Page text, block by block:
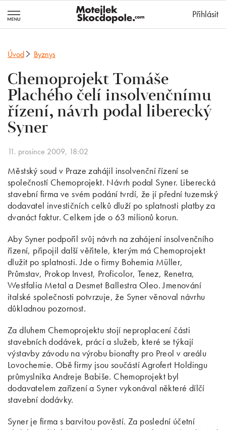
Přihlásit
Úvod Byznys
Chemoprojekt Tomáše
Plachého čelí insolvenčnímu
řízení, návrh podal liberecký
Syner
11. prosince 2009, 18:02
Městský soud v Praze zahájil insolvenční řízení se
společností Chemoprojekt. Návrh podal Syner. Liberecká
stavební firma ve svém podání tvrdí, že jí přední tuzemský
dodavatel investičních celků dluží po splatnosti platby za
dvanáct faktur. Celkem jde o 63 milionů korun.
Aby Syner podpořil svůj návrh na zahájení insolvenčního
řízení, připojil další věřitele, kterým má Chemoprojekt
dlužit po splatnosti. Jde o firmy Bohemia Müller,
Průmstav, Prokop Invest, Proficolor, Tenez, Renetra,
Westfalia Metal a Desmet Ballestra Oleo. Jmenování
italské společnosti potvrzuje, že Syner věnoval návrhu
důkladnou pozornost.
Za dluhem Chemoprojektu stojí neproplacení části
stavebních dodávek, prácí a služeb, které se týkají
výstavby závodu na výrobu bionafty pro Preol v areálu
Lovochemie. Obě firmy jsou součástí Agrofert Holdingu
průmyslníka Andreje Babiše. Chemoprojekt byl
dodavatelem zařízení a Syner vykonával některé dílčí
stavební dodávky.
Syner je firma s barvitou pověstí. Za poslední účetní